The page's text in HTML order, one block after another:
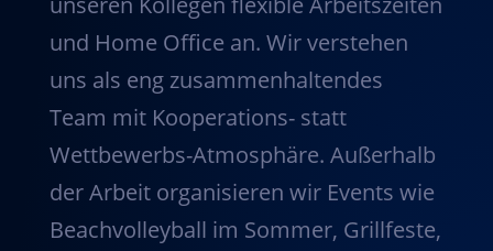
und Home Office an. Wir verstehen
uns als eng zusammenhaltendes
Team mit Kooperations- statt
Wettbewerbs-Atmosphäre. Außerhalb
der Arbeit organisieren wir Events wie
Beachvolleyball im Sommer, Grillfeste,